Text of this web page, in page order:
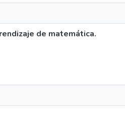
de matemática.